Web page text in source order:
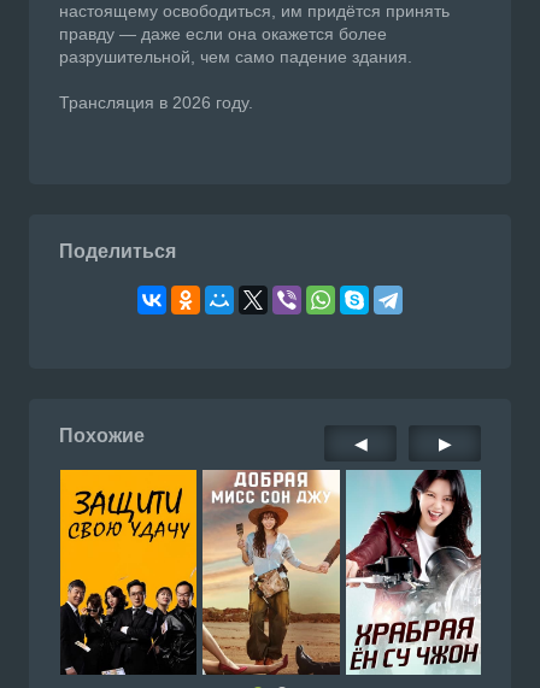
настоящему освободиться, им придётся принять
правду — даже если она окажется более
разрушительной, чем само падение здания.
Трансляция в 2026 году.
Поделиться
Похожие ◀ ▶